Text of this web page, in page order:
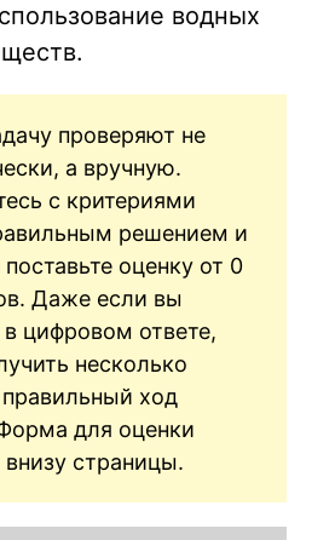
водных
проверяют не
а вручную.
с критериями
решением и
оценку от 0
Даже если вы
цифровом ответе,
несколько
ход
для оценки
внизу страницы.